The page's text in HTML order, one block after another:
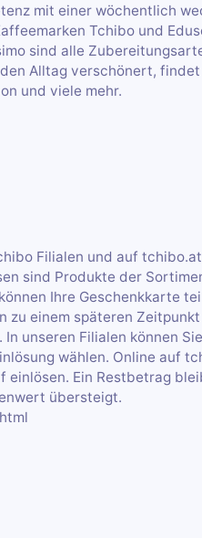
mit einer wöchentlich
Tchibo und
sind alle
Alltag verschönert,
und viele mehr.
Filialen und auf
sind Produkte der
Ihre Geschenkkarte
einem späteren
unseren Filialen können
wählen. Online auf
einlösen. Ein Restbetrag
übersteigt.